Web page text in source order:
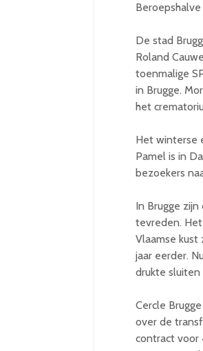
De stad
Roland
toenmalige
in Brugge.
het
Het winterse
Pamel is in
bezoekers
In Brugge
tevreden.
Vlaamse
jaar eerder.
drukte sluiten
Cercle
over de
contract voor